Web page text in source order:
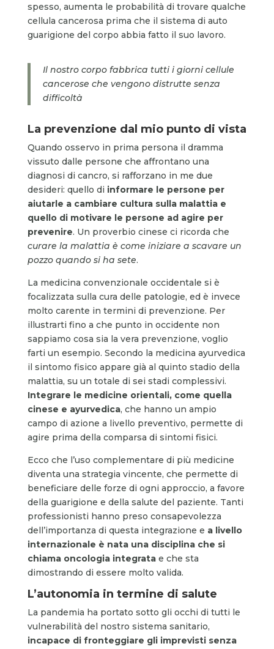
spesso, aumenta le probabilità di trovare qualche
cellula cancerosa prima che il sistema di auto
guarigione del corpo abbia fatto il suo lavoro.
Il nostro corpo fabbrica tutti i giorni cellule
cancerose che vengono distrutte senza
difficoltà
La prevenzione dal mio punto di vista
Quando osservo in prima persona il dramma
vissuto dalle persone che affrontano una
diagnosi di cancro, si rafforzano in me due
desideri: quello di informare le persone per
aiutarle a cambiare cultura sulla malattia e
quello di motivare le persone ad agire per
prevenire. Un proverbio cinese ci ricorda che
curare la malattia è come iniziare a scavare un
pozzo quando si ha sete.
La medicina convenzionale occidentale si è
focalizzata sulla cura delle patologie, ed è invece
molto carente in termini di prevenzione. Per
illustrarti fino a che punto in occidente non
sappiamo cosa sia la vera prevenzione, voglio
farti un esempio. Secondo la medicina ayurvedica
il sintomo fisico appare già al quinto stadio della
malattia, su un totale di sei stadi complessivi.
Integrare le medicine orientali, come quella
cinese e ayurvedica, che hanno un ampio
campo di azione a livello preventivo, permette di
agire prima della comparsa di sintomi fisici.
Ecco che l’uso complementare di più medicine
diventa una strategia vincente, che permette di
beneficiare delle forze di ogni approccio, a favore
della guarigione e della salute del paziente. Tanti
professionisti hanno preso consapevolezza
dell’importanza di questa integrazione e a livello
internazionale è nata una disciplina che si
chiama oncologia integratae che sta
dimostrando di essere molto valida.
L’autonomia in termine di salute
La pandemia ha portato sotto gli occhi di tutti le
vulnerabilità del nostro sistema sanitario,
incapace di fronteggiare gli imprevisti senza